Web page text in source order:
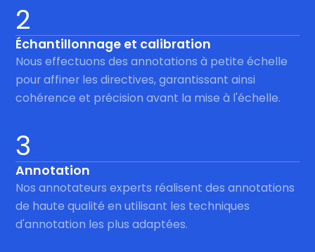
2
Échantillonnage et calibration
Nous effectuons des annotations à petite échelle
pour affiner les directives, garantissant ainsi
cohérence et précision avant la mise à l'échelle.
3
Annotation
Nos annotateurs experts réalisent des annotations
de haute qualité en utilisant les techniques
d'annotation les plus adaptées.